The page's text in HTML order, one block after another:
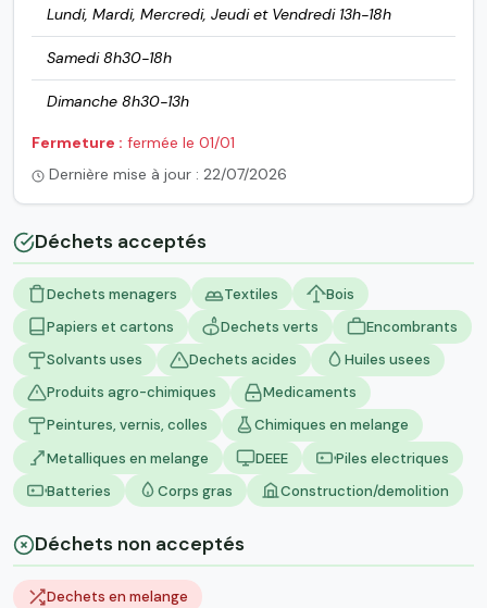
Lundi, Mardi, Mercredi, Jeudi et Vendredi 13h-18h
Samedi 8h30-18h
Dimanche 8h30-13h
Fermeture : fermée le 01/01
Dernière mise à jour : 22/07/2026
Déchets acceptés
Dechets menagers Textiles
Bois
Papiers et cartons
Dechets verts
Encombrants
Solvants uses
Dechets acides
Huiles usees
Produits agro-chimiques
Medicaments
Peintures, vernis, colles
Chimiques en melange
Metalliques en melange
DEEE
Piles electriques
Batteries
Corps gras Construction/demolition
Déchets non acceptés
Dechets en melange